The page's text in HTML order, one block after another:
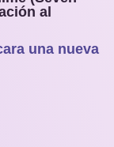
al
una nueva